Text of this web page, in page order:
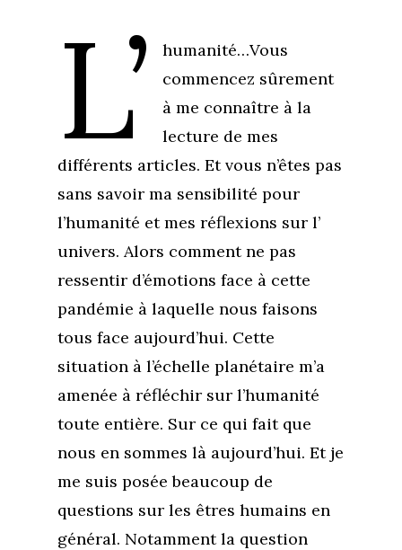
L’
humanité…Vous
commencez sûrement
à me connaître à la
lecture de mes
différents articles. Et vous n’êtes pas
sans savoir ma sensibilité pour
l’humanité et mes réflexions sur l’
univers. Alors comment ne pas
ressentir d’émotions face à cette
pandémie à laquelle nous faisons
tous face aujourd’hui. Cette
situation à l’échelle planétaire m’a
amenée à réfléchir sur l’humanité
toute entière. Sur ce qui fait que
nous en sommes là aujourd’hui. Et je
me suis posée beaucoup de
questions sur les êtres humains en
général. Notamment la question